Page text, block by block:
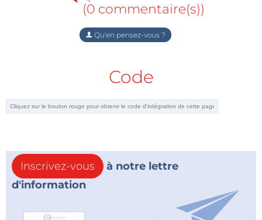
(0 commentaire(s))
Qu'en pensez-vous ?
Code
Inscrivez-vous
à notre lettre
d'information